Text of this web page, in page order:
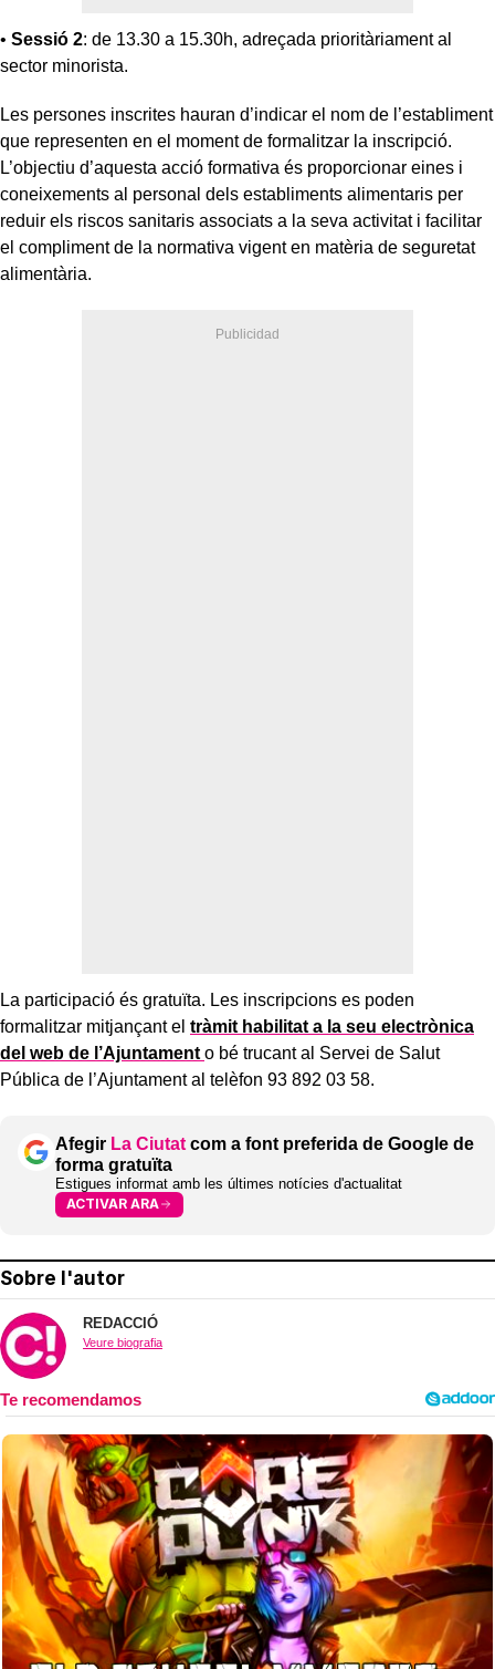
• Sessió 2: de 13.30 a 15.30h, adreçada prioritàriament al
sector minorista.
Les persones inscrites hauran d’indicar el nom de l’establiment
que representen en el moment de formalitzar la inscripció.
L’objectiu d’aquesta acció formativa és proporcionar eines i
coneixements al personal dels establiments alimentaris per
reduir els riscos sanitaris associats a la seva activitat i facilitar
el compliment de la normativa vigent en matèria de seguretat
alimentària.
La participació és gratuïta. Les inscripcions es poden
formalitzar mitjançant el tràmit habilitat a la seu electrònica
del web de l’Ajuntament o bé trucant al Servei de Salut
Pública de l’Ajuntament al telèfon 93 892 03 58.
Afegir La Ciutat com a font preferida de Google de
forma gratuïta
Estigues informat amb les últimes notícies d'actualitat
ACTIVAR ARA
Sobre l'autor
REDACCIÓ
Veure biografia